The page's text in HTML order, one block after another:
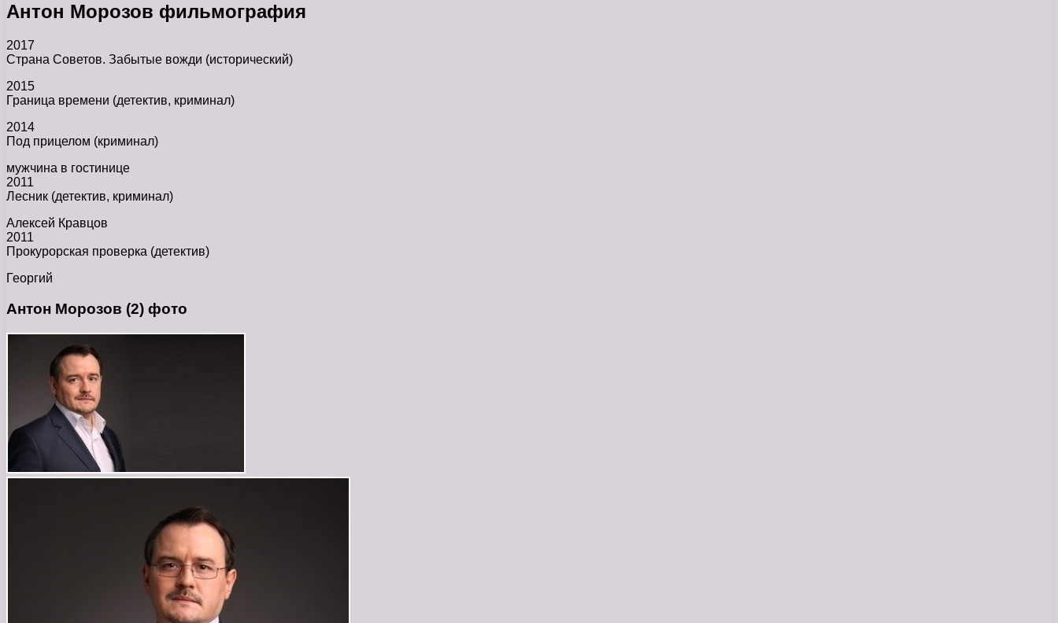
Антон Морозов фильмография
2017
Страна Советов. Забытые вожди (исторический)
2015
Граница времени (детектив, криминал)
2014
Под прицелом (криминал)
мужчина в гостинице
2011
Лесник (детектив, криминал)
Алексей Кравцов
2011
Прокурорская проверка (детектив)
Георгий
Антон Морозов (2) фото